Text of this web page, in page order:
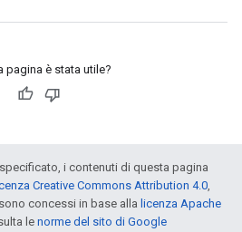
pagina è stata utile?
i contenuti di questa pagina
Creative Commons Attribution 4.0,
concessi in base alla licenza Apache
le norme del sito di Google